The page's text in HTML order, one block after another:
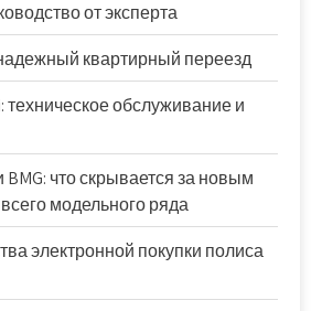
от эксперта
квартирный переезд
техническое обслуживание и
что скрывается за новым
модельного ряда
электронной покупки полиса